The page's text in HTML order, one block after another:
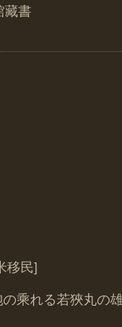
藏書
移民]
乘れる若狹丸の